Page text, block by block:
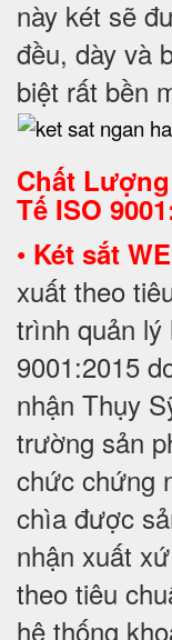
này két sẽ
đều, dày và
biệt rất bền
Chất
Tế ISO
• Két sắt
xuất theo
trình quản
9001:2015
nhận Thụy
trường sản
chức chứng
chìa được
nhận xuất
theo tiêu
hệ thống